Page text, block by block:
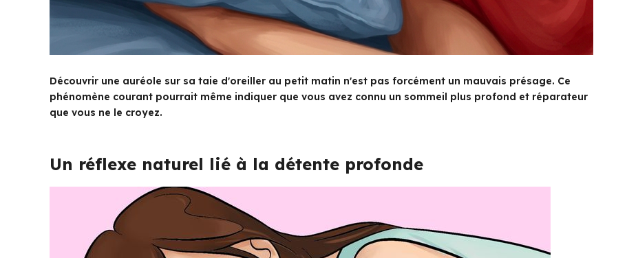
Découvrir une auréole sur sa taie d'oreiller au petit matin n'est pas forcément un mauvais présage. Ce
phénomène courant pourrait même indiquer que vous avez connu un sommeil plus profond et réparateur
que vous ne le croyez.
Un réflexe naturel lié à la détente profonde